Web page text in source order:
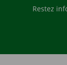
Restez